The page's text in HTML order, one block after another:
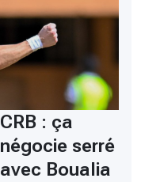
CRB : ça
négocie serré
avec Boualia